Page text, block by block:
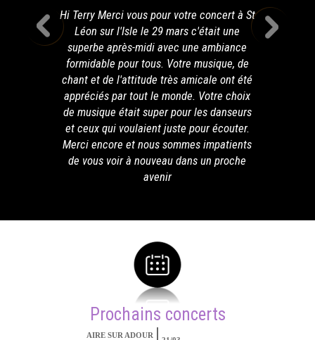
Hi Terry Merci vous pour votre concert à St
Léon sur l'Isle le 29 mars c'était une
superbe après-midi avec une ambiance
formidable pour tous. Votre musique, de
chant et de l'attitude très amicale ont été
appréciés par tout le monde. Votre choix
de musique était super pour les danseurs
et ceux qui voulaient juste pour écouter.
Merci encore et nous sommes impatients
de vous voir à nouveau dans un proche
avenir
Prochains concerts
AIRE SUR ADOUR